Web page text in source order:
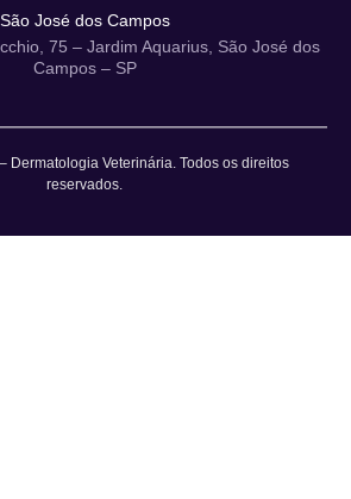
São José dos Campos
75 – Jardim Aquarius, São José dos
Campos – SP
Dermatologia Veterinária. Todos os direitos
reservados.